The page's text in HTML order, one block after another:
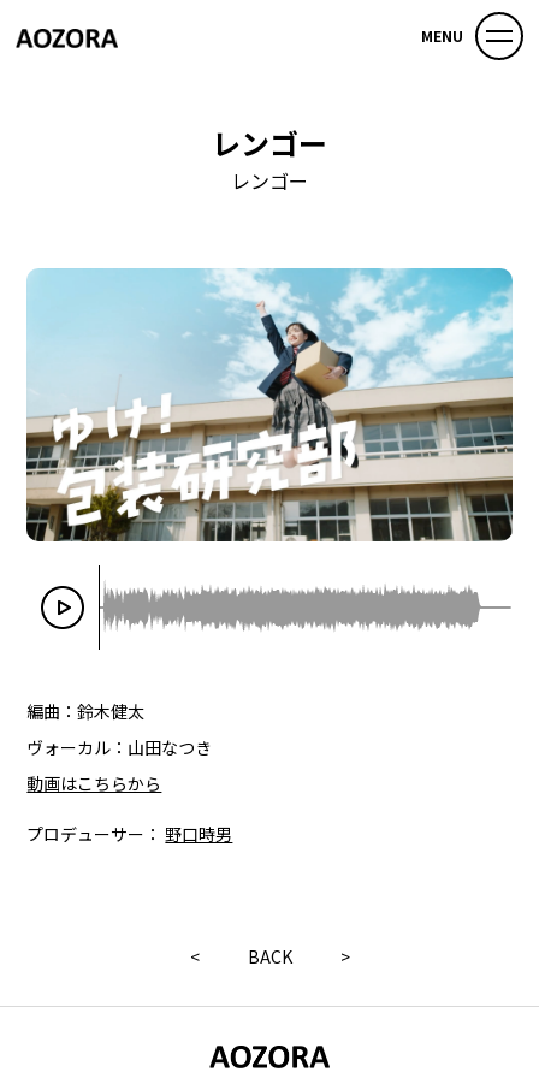
MENU
レンゴー
レンゴー
編曲：鈴木健太
ヴォーカル：山田なつき
動画はこちらから
プロデューサー： 野口時男
< BACK >